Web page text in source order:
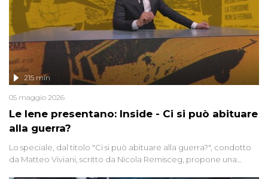
Le Iene presentano: Inside - Ci si può abituare
alla guerra?
215 min
05 maggio 2026
Lo speciale, dal titolo "Ci si può abituare alla guerra?", condotto
da Matteo Viviani, scritto da Nicola Remisceg, propone una